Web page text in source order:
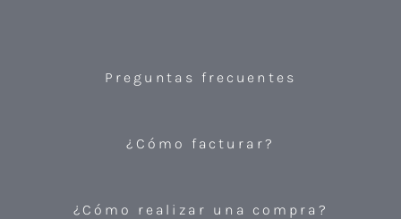
Preguntas frecuentes
¿Cómo facturar?
¿Cómo realizar una compra?